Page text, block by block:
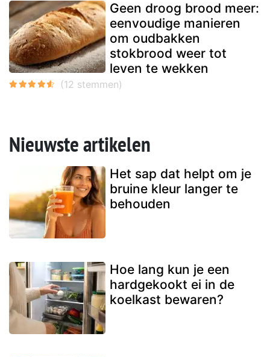
Geen droog brood meer:
eenvoudige manieren
om oudbakken
stokbrood weer tot
leven te wekken
Nieuwste artikelen
Het sap dat helpt om je
bruine kleur langer te
behouden
Hoe lang kun je een
hardgekookt ei in de
koelkast bewaren?